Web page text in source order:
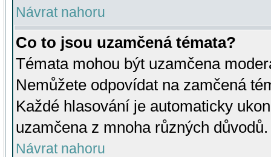
Návrat nahoru
Co to jsou uzamčená témata?
Témata mohou být uzamčena
Nemůžete odpovídat na zamčená
Každé hlasování je automaticky
uzamčena z mnoha různých důvodů.
Návrat nahoru